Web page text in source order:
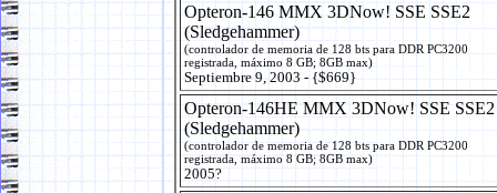
Opteron-146 MMX 3DNow! SSE SSE2
(Sledgehammer)
(controlador de memoria de 128 bts para DDR PC3200
registrada, máximo 8 GB; 8GB max)
Septiembre 9, 2003 - {$669}
Opteron-146HE MMX 3DNow! SSE SSE2
(Sledgehammer)
(controlador de memoria de 128 bts para DDR PC3200
registrada, máximo 8 GB; 8GB max)
2005?